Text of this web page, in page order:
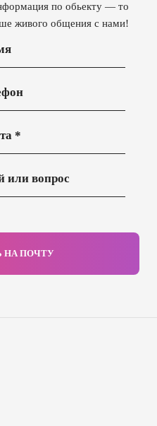
по обьекту — то
живого общения с нами!
НА ПОЧТУ